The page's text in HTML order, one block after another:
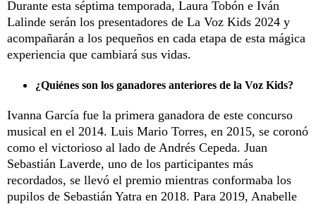
Durante esta séptima temporada, Laura Tobón e Iván
Lalinde serán los presentadores de La Voz Kids 2024 y
acompañarán a los pequeños en cada etapa de esta mágica
experiencia que cambiará sus vidas.
¿Quiénes son los ganadores anteriores de la Voz Kids?
Ivanna García fue la primera ganadora de este concurso
musical en el 2014. Luis Mario Torres, en 2015, se coronó
como el victorioso al lado de Andrés Cepeda. Juan
Sebastián Laverde, uno de los participantes más
recordados, se llevó el premio mientras conformaba los
pupilos de Sebastián Yatra en 2018. Para 2019, Anabelle